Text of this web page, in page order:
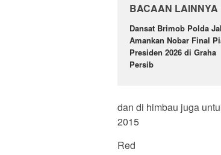
BACAAN LAINNYA
Dansat Brimob Polda
Amankan Nobar Final
Presiden 2026 di Graha
Persib
dan di himbau juga
2015
Red